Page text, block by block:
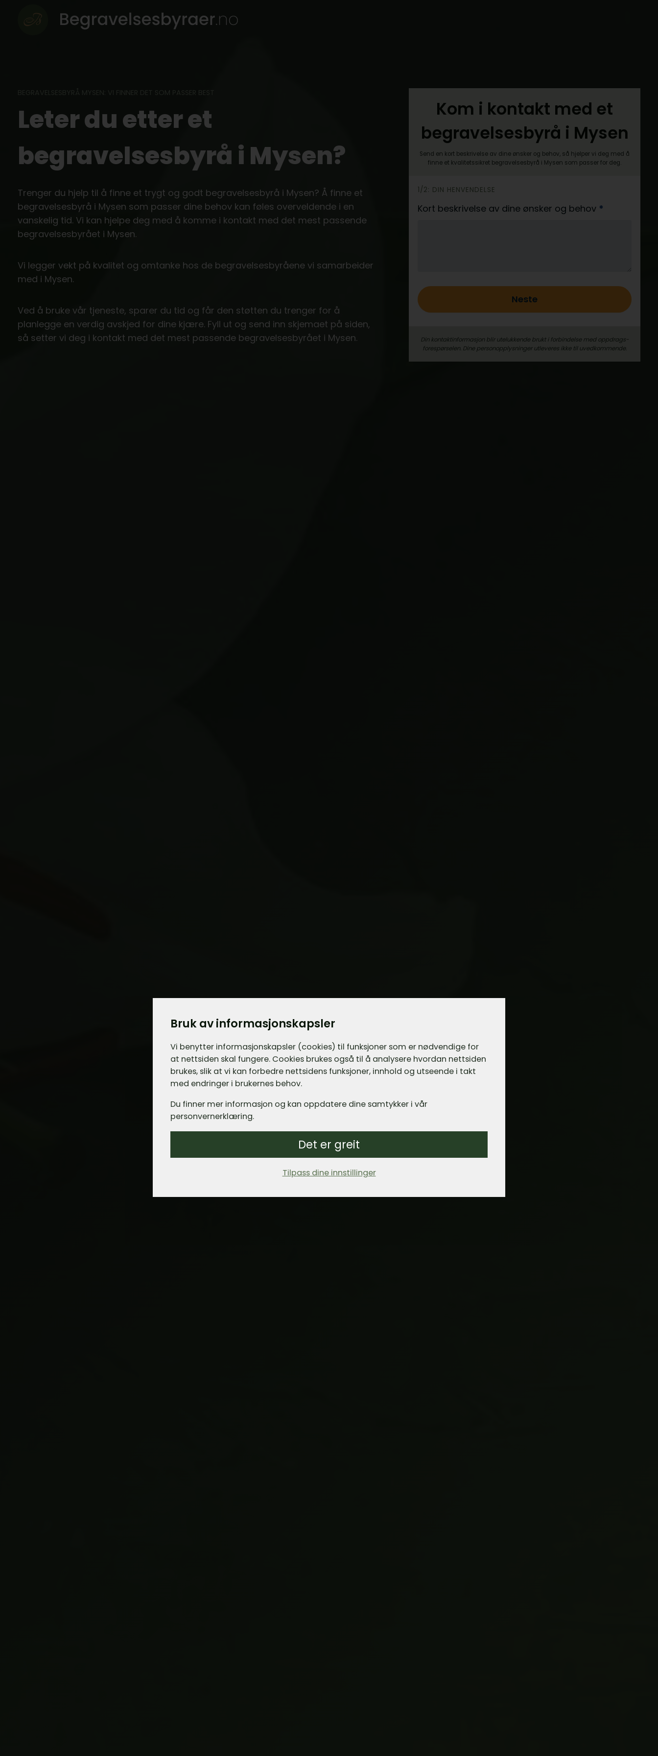
Leter du etter et
begravelsesbyrå i Mysen?
Trenger du hjelp til å finne et trygt og godt begravelsesbyrå i Mysen? Å finne et
begravelsesbyrå i Mysen som passer dine behov kan føles overveldende i en
vanskelig tid. Vi kan hjelpe deg med å komme i kontakt med det mest passende
begravelsesbyrået i Mysen.
Vi legger vekt på kvalitet og omtanke hos de begravelsesbyråene vi samarbeider
med i Mysen.
Ved å bruke vår tjeneste, sparer du tid og får den støtten du trenger for å
planlegge en verdig avskjed for dine kjære. Fyll ut og send inn skjemaet på siden,
så setter vi deg i kontakt med det mest passende begravelsesbyrået i Mysen.
Kom i kontakt med et
begravelsesbyrå i Mysen
Send en kort beskrivelse av dine ønsker og behov, så hjelper vi deg med å
finne et kvalitetssikret begravelsesbyrå i Mysen som passer for deg.
h
e
1/2: DIN HENVENDELSE
Kort beskrivelse av dine ønsker og behov *
Neste
Din kontaktinformasjon blir utelukkende brukt i forbindelse med oppdrags­
forespørselen. Dine person­­opplysninger utleveres ikke til uvedkommende.
Bruk av informasjonskapsler
Vi benytter informasjons­kapsler (cookies) til funksjoner som er nødvendige for
at nettsiden skal fungere. Cookies brukes også til å analysere hvordan nettsiden
brukes, slik at vi kan forbedre nettsidens funksjoner, innhold og utseende i takt
med endringer i brukernes behov.
Du finner mer informasjon og kan oppdatere dine samtykker i vår
personvernerklæring.
Det er greit
Tilpass dine innstillinger